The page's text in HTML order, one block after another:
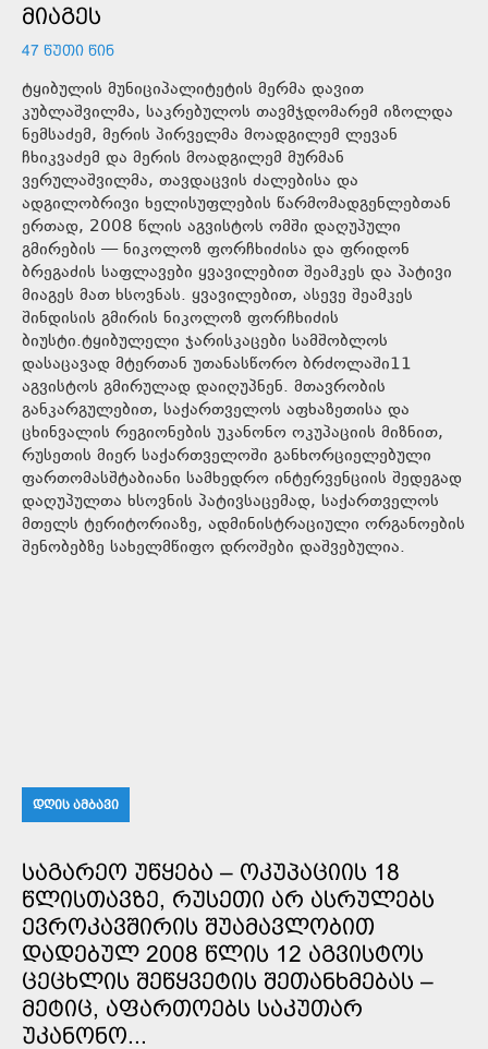
ᲛᲘᲐᲒᲔᲡ
47 ᲬᲣᲗᲘ ᲬᲘᲜ
ტყიბულის მუნიციპალიტეტის მერმა დავით
კუბლაშვილმა, საკრებულოს თავმჯდომარემ იზოლდა
ნემსაძემ, მერის პირველმა მოადგილემ ლევან
ჩხიკვაძემ და მერის მოადგილემ მურმან
ვერულაშვილმა, თავდაცვის ძალებისა და
ადგილობრივი ხელისუფლების წარმომადგენლებთან
ერთად, 2008 წლის აგვისტოს ომში დაღუპული
გმირების — ნიკოლოზ ფორჩხიძისა და ფრიდონ
ბრეგაძის საფლავები ყვავილებით შეამკეს და პატივი
მიაგეს მათ ხსოვნას. ყვავილებით, ასევე შეამკეს
შინდისის გმირის ნიკოლოზ ფორჩხიძის
ბიუსტი.ტყიბულელი ჯარისკაცები სამშობლოს
დასაცავად მტერთან უთანასწორო ბრძოლაში11
აგვისტოს გმირულად დაიღუპნენ. მთავრობის
განკარგულებით, საქართველოს აფხაზეთისა და
ცხინვალის რეგიონების უკანონო ოკუპაციის მიზნით,
რუსეთის მიერ საქართველოში განხორციელებული
ფართომასშტაბიანი სამხედრო ინტერვენციის შედეგად
დაღუპულთა ხსოვნის პატივსაცემად, საქართველოს
მთელს ტერიტორიაზე, ადმინისტრაციული ორგანოების
შენობებზე სახელმწიფო დროშები დაშვებულია.
ᲓᲦᲘᲡ ᲐᲛᲑᲐᲕᲘ
ᲡᲐᲒᲐᲠᲔᲝ ᲣᲬᲧᲔᲑᲐ – ᲝᲙᲣᲞᲐᲪᲘᲘᲡ 18
ᲬᲚᲘᲡᲗᲐᲕᲖᲔ, ᲠᲣᲡᲔᲗᲘ ᲐᲠ ᲐᲡᲠᲣᲚᲔᲑᲡ
ᲔᲕᲠᲝᲙᲐᲕᲨᲘᲠᲘᲡ ᲨᲣᲐᲛᲐᲕᲚᲝᲑᲘᲗ
ᲓᲐᲓᲔᲑᲣᲚ 2008 ᲬᲚᲘᲡ 12 ᲐᲒᲕᲘᲡᲢᲝᲡ
ᲪᲔᲪᲮᲚᲘᲡ ᲨᲔᲬᲧᲕᲔᲢᲘᲡ ᲨᲔᲗᲐᲜᲮᲛᲔᲑᲐᲡ –
ᲛᲔᲢᲘᲪ, ᲐᲤᲐᲠᲗᲝᲔᲑᲡ ᲡᲐᲙᲣᲗᲐᲠ
ᲣᲙᲐᲜᲝᲜᲝ...